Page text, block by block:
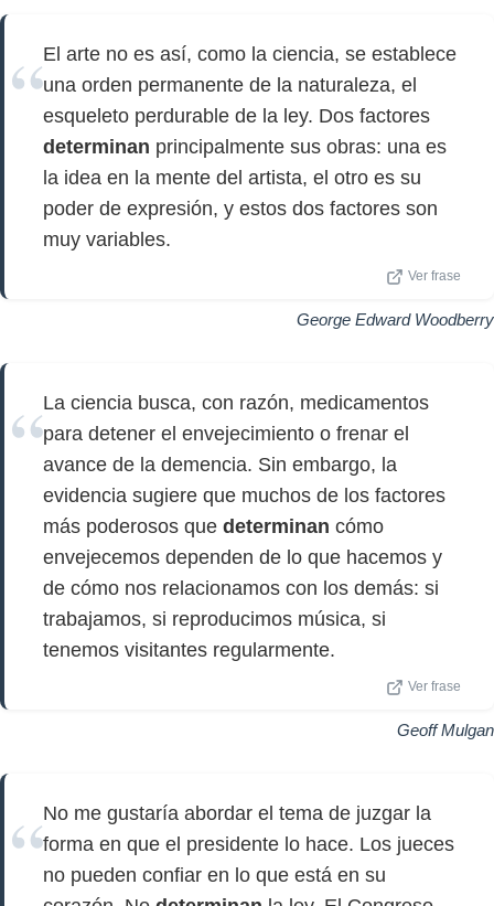
El arte no es así, como la ciencia, se establece
una orden permanente de la naturaleza, el
esqueleto perdurable de la ley. Dos factores
determinan principalmente sus obras: una es
la idea en la mente del artista, el otro es su
poder de expresión, y estos dos factores son
muy variables.
Ver frase
George Edward Woodberry
La ciencia busca, con razón, medicamentos
para detener el envejecimiento o frenar el
avance de la demencia. Sin embargo, la
evidencia sugiere que muchos de los factores
más poderosos que determinan cómo
envejecemos dependen de lo que hacemos y
de cómo nos relacionamos con los demás: si
trabajamos, si reproducimos música, si
tenemos visitantes regularmente.
Ver frase
Geoff Mulgan
No me gustaría abordar el tema de juzgar la
forma en que el presidente lo hace. Los jueces
no pueden confiar en lo que está en su